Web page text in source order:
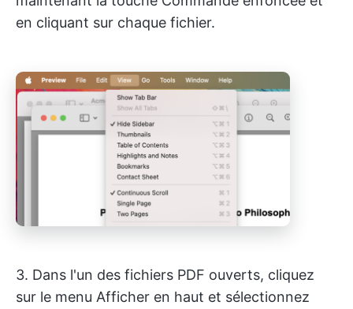
en cliquant sur chaque fichier.
3. Dans l'un des fichiers PDF ouverts, cliquez
sur le menu Afficher en haut et sélectionnez